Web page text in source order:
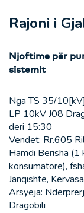
Rajoni i
Njoftime për
sistemit
Nga TS 35/
LP 10kV J08
deri 15:30
Vendet: Rr.605
Hamdi Berisha
konsumatorë),
Janqishtë,
Arsyeja:
Dragobili